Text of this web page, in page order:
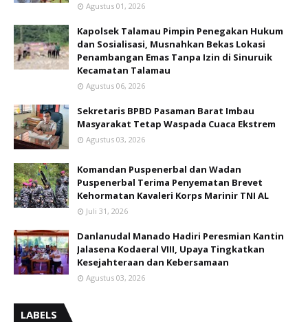
Agustus 01, 2026
Kapolsek Talamau Pimpin Penegakan Hukum
dan Sosialisasi, Musnahkan Bekas Lokasi
Penambangan Emas Tanpa Izin di Sinuruik
Kecamatan Talamau
Agustus 06, 2026
Sekretaris BPBD Pasaman Barat Imbau
Masyarakat Tetap Waspada Cuaca Ekstrem
Agustus 03, 2026
Komandan Puspenerbal dan Wadan
Puspenerbal Terima Penyematan Brevet
Kehormatan Kavaleri Korps Marinir TNI AL
Juli 31, 2026
Danlanudal Manado Hadiri Peresmian Kantin
Jalasena Kodaeral VIII, Upaya Tingkatkan
Kesejahteraan dan Kebersamaan
Agustus 03, 2026
LABELS